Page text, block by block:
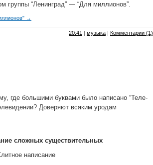
группы “Ленинград” — “Для миллионов”.
→
20:41 | музыка | Комментарии (1)
где большими буквами было написано “Теле-
Доверяют всяким уродам
сложных существительных
написание